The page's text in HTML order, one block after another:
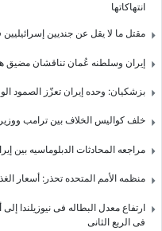
انتهاکاتها
مقتل ما لا یقل عن جندیین
إیران وسلطنه عُمان تناقشان مضیق
بزشکیان: وحده إیران تعزّز الصمود
خلف کوالیس الخلاف بین ترامب
مراجعه المحادثات الدبلوماسیه بین
منظمه الأمم المتحده تحذر: أسعار
فی الربع الثانی